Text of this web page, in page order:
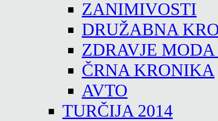
ZANIMIVOSTI
DRUŽABNA
ZDRAVJE
ČRNA KRONIKA
AVTO
TURČIJA 2014